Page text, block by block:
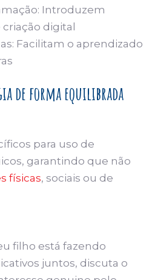
Introduzem
digital
Facilitam o aprendizado
de forma equilibrada
para uso de
garantindo que não
físicas, sociais ou de
filho está fazendo
juntos, discuta o